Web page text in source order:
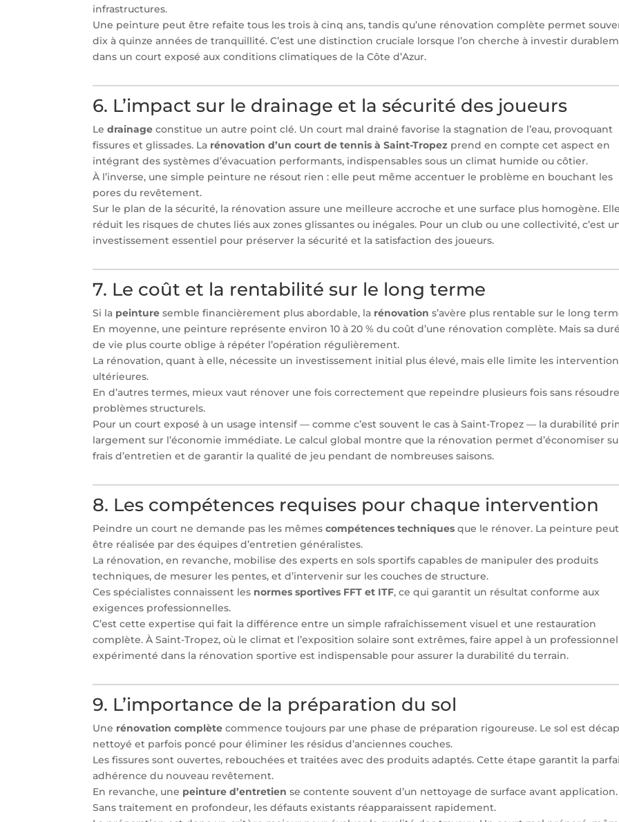
infrastructures.
Une peinture peut être refaite tous les trois à cinq ans, tandis qu’une rénovation complète permet
dix à quinze années de tranquillité. C’est une distinction cruciale lorsque l’on cherche à investir
dans un court exposé aux conditions climatiques de la Côte d’Azur.
6. L’impact sur le drainage et la sécurité des joueurs
Ledrainage constitue un autre point clé. Un court mal drainé favorise la stagnation de l’eau, provoquant
fissures et glissades. La rénovation d’un court de tennis à Saint-Tropez prend en compte cet aspect en
intégrant des systèmes d’évacuation performants, indispensables sous un climat humide ou côtier.
À l’inverse, une simple peinture ne résout rien : elle peut même accentuer le problème en bouchant les
pores du revêtement.
Sur le plan de la sécurité, la rénovation assure une meilleure accroche et une surface plus homogène. Elle
réduit les risques de chutes liés aux zones glissantes ou inégales. Pour un club ou une collectivité, c’est
investissement essentiel pour préserver la sécurité et la satisfaction des joueurs.
7. Le coût et la rentabilité sur le long terme
Si la peinture semble financièrement plus abordable, la rénovation s’avère plus rentable sur le long
En moyenne, une peinture représente environ 10 à 20 % du coût d’une rénovation complète. Mais sa
de vie plus courte oblige à répéter l’opération régulièrement.
La rénovation, quant à elle, nécessite un investissement initial plus élevé, mais elle limite les
ultérieures.
En d’autres termes, mieux vaut rénover une fois correctement que repeindre plusieurs fois sans
problèmes structurels.
Pour un court exposé à un usage intensif — comme c’est souvent le cas à Saint-Tropez — la durabilité
largement sur l’économie immédiate. Le calcul global montre que la rénovation permet d’économiser
frais d’entretien et de garantir la qualité de jeu pendant de nombreuses saisons.
8. Les compétences requises pour chaque intervention
Peindre un court ne demande pas les mêmescompétences techniques que le rénover. La peinture peut
être réalisée par des équipes d’entretien généralistes.
La rénovation, en revanche, mobilise des experts en sols sportifs capables de manipuler des produits
techniques, de mesurer les pentes, et d’intervenir sur les couches de structure.
Ces spécialistes connaissent les normes sportives FFT et ITF, ce qui garantit un résultat conforme aux
exigences professionnelles.
C’est cette expertise qui fait la différence entre un simple rafraîchissement visuel et une restauration
complète. À Saint-Tropez, où le climat et l’exposition solaire sont extrêmes, faire appel à un professionnel
expérimenté dans la rénovation sportive est indispensable pour assurer la durabilité du terrain.
9. L’importance de la préparation du sol
Une rénovation complète commence toujours par une phase de préparation rigoureuse. Le sol est
nettoyé et parfois poncé pour éliminer les résidus d’anciennes couches.
Les fissures sont ouvertes, rebouchées et traitées avec des produits adaptés. Cette étape garantit la
adhérence du nouveau revêtement.
En revanche, une peinture d’entretien se contente souvent d’un nettoyage de surface avant application.
Sans traitement en profondeur, les défauts existants réapparaissent rapidement.